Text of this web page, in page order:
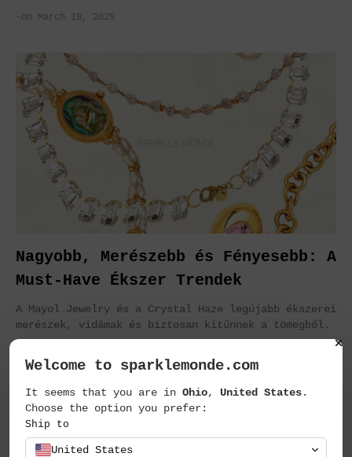
-on March 19, 2025
Nagyobb, Merészebb és Fényesebb: A
Must-Have Ékszer Trendek
A Mayol Jewelry és a Crystal Haze legújabb ékszerei
merészek, vidámak és biztosan kitűnnek a tömegből.
Welcome to sparklemonde.com
It seems that you are in Ohio, United States.
Choose the option you prefer:
Ship to
United States